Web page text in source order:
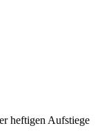
heftigen Aufstiege